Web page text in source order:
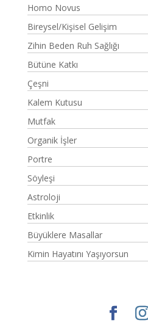
Homo Novus
Bireysel/Kişisel Gelişim
Zihin Beden Ruh Sağlığı
Bütüne Katkı
Çeşni
Kalem Kutusu
Mutfak
Organik İşler
Portre
Söyleşi
Astroloji
Etkinlik
Büyüklere Masallar
Kimin Hayatını Yaşıyorsun